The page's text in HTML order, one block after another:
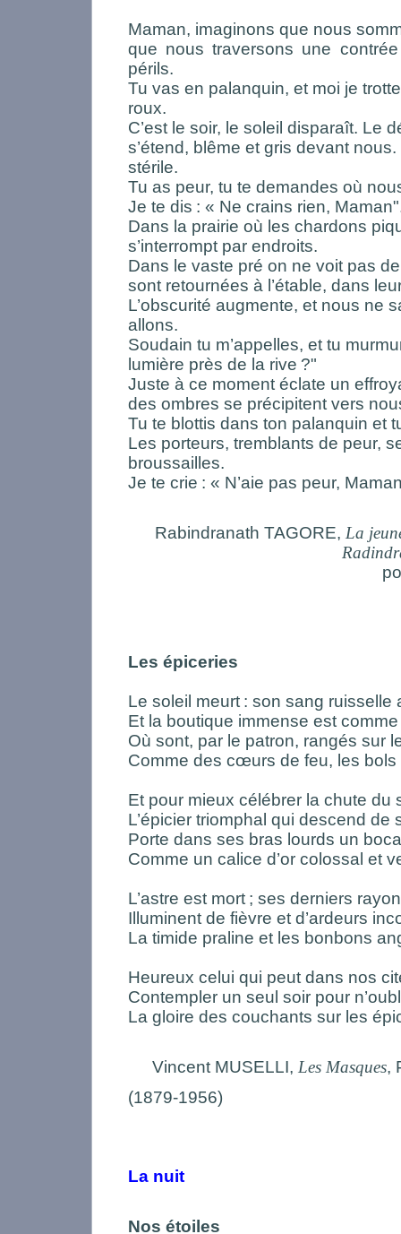
Maman, imaginons que nous
que nous traversons une
périls.
Tu vas en palanquin, et moi je
roux.
C’est le soir, le soleil disparaît. Le
s’étend, blême et gris devant
stérile.
Tu as peur, tu te demandes où
Je te dis : « Ne crains rien,
Dans la prairie où les chardons
s’interrompt par endroits.
Dans le vaste pré on ne voit pas
sont retournées à l’étable, dans
L’obscurité augmente, et nous ne
allons.
Soudain tu m’appelles, et tu
lumière près de la rive ?"
Juste à ce moment éclate un
des ombres se précipitent vers
Tu te blottis dans ton palanquin et
Les porteurs, tremblants de peur,
broussailles.
Je te crie : « N’aie pas peur,
Rabindranath TAGORE, La
Les épiceries
Le soleil meurt : son sang ruisselle
Et la boutique immense est
Où sont, par le patron, rangés sur
Comme des cœurs de feu, les bols
Et pour mieux célébrer la chute du
L’épicier triomphal qui descend de
Porte dans ses bras lourds un
Comme un calice d’or colossal et
L’astre est mort ; ses derniers
Illuminent de fièvre et d’ardeurs
La timide praline et les bonbons
Heureux celui qui peut dans nos
Contempler un seul soir pour
La gloire des couchants sur les
Vincent MUSELLI, Les Masques,
(1879-1956)
La nuit
Nos étoiles